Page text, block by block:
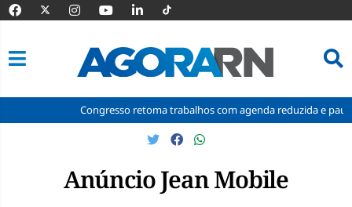
Congresso retoma trabalhos com agenda reduzida e pauta
Anúncio Jean Mobile